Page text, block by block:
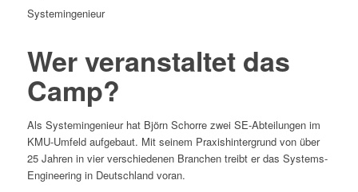
Systemingenieur
Wer veranstaltet das
Camp?
Als Systemingenieur hat Björn Schorre zwei SE-Abteilungen im
KMU-Umfeld aufgebaut. Mit seinem Praxishintergrund von über
25 Jahren in vier verschiedenen Branchen treibt er das Systems-
Engineering in Deutschland voran.